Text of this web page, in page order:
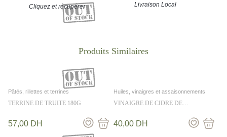
Cliquez et récupérer Livraison Local
Pâtés, rillettes et terrines
TERRINE DE TRUITE 180G
57,00 DH
Huiles, vinaigres et assaisonnements
VINAIGRE DE CIDRE DE
40,00 DH